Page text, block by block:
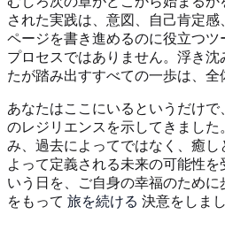
された実践は、意図、自己肯定
ページを書き進めるのに役立つ
プロセスではありません。浮き
たが踏み出すすべての一歩は、全
あなたはここにいるというだけ
のレジリエンスを示してきまし
み、過去によってではなく、癒
よって定義される未来の可能性
いう日を、ご自身の幸福のため
をもって 旅を続ける 決意をしまし